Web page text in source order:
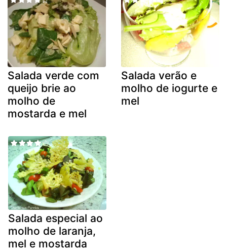
Salada verde com
queijo brie ao
molho de
mostarda e mel
Salada verão e
molho de iogurte e
mel
Salada especial ao
molho de laranja,
mel e mostarda